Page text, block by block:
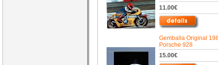
11.00€
Gemballa Original
Porsche 928
15.00€